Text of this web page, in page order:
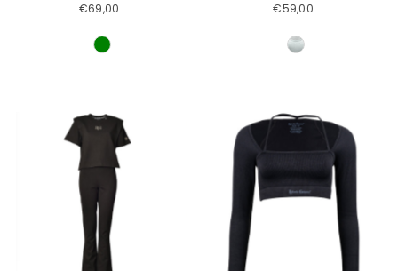
Regulärer
€69,00
Regulärer
€59,00